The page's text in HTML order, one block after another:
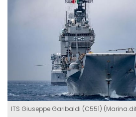
ITS Giuseppe Garibaldi (C551)